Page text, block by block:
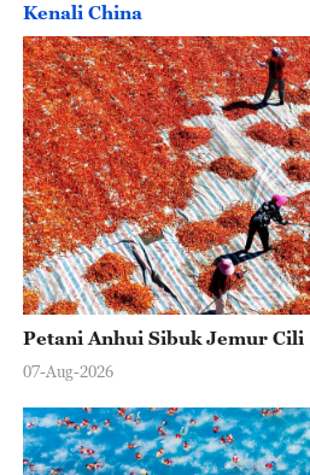
Kenali China
Petani Anhui Sibuk Jemur Cili
07-Aug-2026